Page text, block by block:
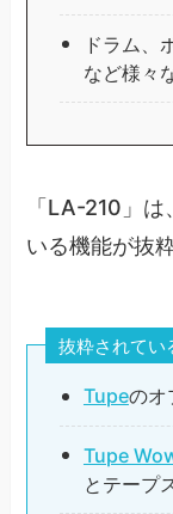
ドラム、
など様々
「LA-210」
いる機能が抜
抜粋されてい
Tupeのオ
Tupe
とテープ